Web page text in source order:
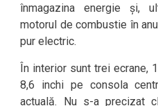
înmagazina energie și,
motorul de combustie în
pur electric.
În interior sunt trei ecrane,
8,6 inchi pe consola
actuală. Nu s-a precizat